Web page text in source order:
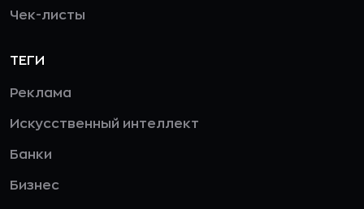
Чек-листы
ТЕГИ
Реклама
Искусственный интеллект
Банки
Бизнес